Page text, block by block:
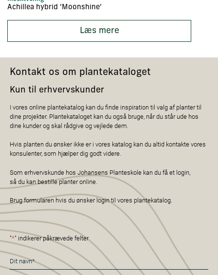
Achillea hybrid ‘Moonshine’
Læs mere
Kontakt os om plantekataloget
Kun til erhvervskunder
I vores online plantekatalog kan du finde inspiration til valg af planter til
dine projekter. Plantekataloget kan du også bruge, når du står ude hos
dine kunder og skal rådgive og vejlede dem.
Hvis planten du ønsker ikke er i vores katalog kan du altid kontakte vores
konsulenter, som hjælper dig godt videre.
Som erhvervskunde hos Johansens Planteskole kan du få et login,
så du kan bestille planter online.
Brug formularen hvis du ønsker login til vores plantekatalog.
"*" indikerer påkrævede felter
Navn
*